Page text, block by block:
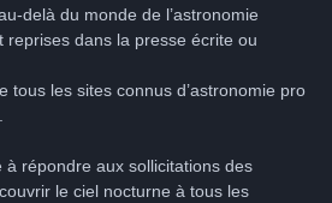
delà du monde de l’astronomie
dans la presse écrite ou
tous les sites connus d’astronomie pro
à répondre aux sollicitations des
le ciel nocturne à tous les